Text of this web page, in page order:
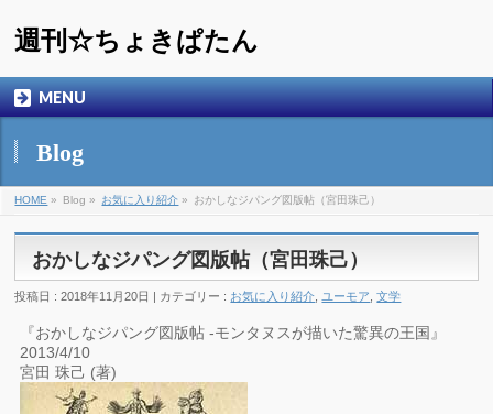
週刊☆ちょきぱたん
MENU
Blog
HOME » Blog » お気に入り紹介 » おかしなジパング図版帖（宮田珠己）
おかしなジパング図版帖（宮田珠己）
投稿日 : 2018年11月20日 | カテゴリー : お気に入り紹介 ユーモア ,文学
『おかしなジパング図版帖 -モンタヌスが描いた驚異の王国』
2013/4/10
宮田 珠己 (著)